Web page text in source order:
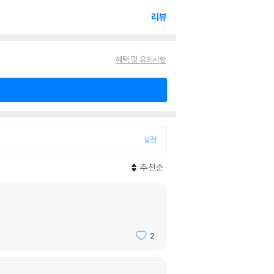
리뷰
혜택 및 유의사항
설정
추천순
2